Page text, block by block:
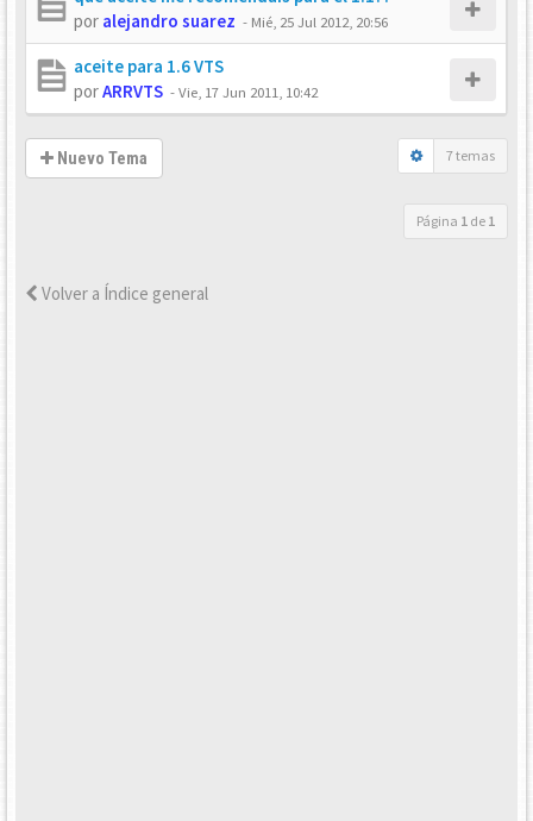
por alejandro suarez - Mié, 25 Jul 2012, 20:56
aceite para 1.6 VTS
porARRVTS -Vie, 17 Jun 2011, 10:42
Nuevo Tema 7 temas
Página 1 de 1
Volver a Índice general